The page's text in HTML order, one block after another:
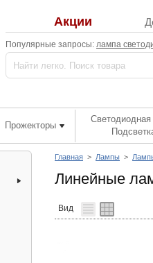
Акции
Популярные запросы: лампа
Прожекторы
Светодиодная
Главная > Лампы >
Линейные
Вид